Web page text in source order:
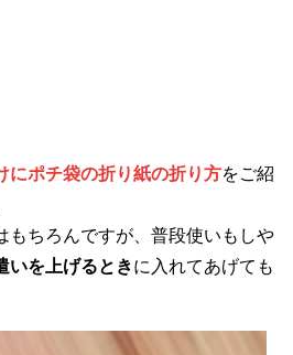
にポチ袋の折り紙の折り方をご紹
もちろんですが、普段使いもしや
いを上げるときに入れてあげても